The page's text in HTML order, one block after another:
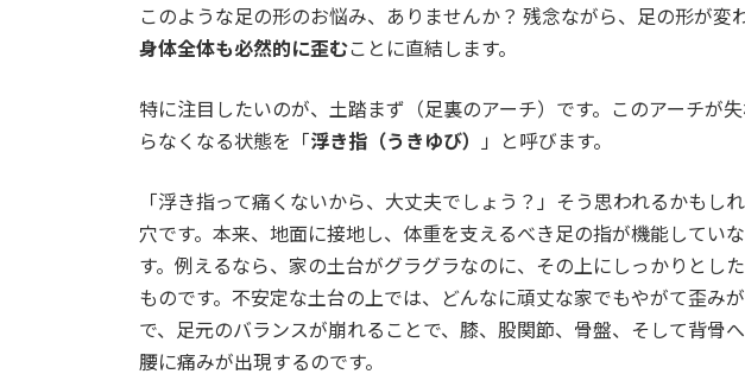
このような足の形のお悩み、ありませんか？ 残念ながら、足の形が変
身体全体も必然的に歪むことに直結します。
特に注目したいのが、土踏まず（足裏のアーチ）です。このアーチが
らなくなる状態を「浮き指（うきゆび） 」と呼びます。
「浮き指って痛くないから、大丈夫でしょう？」そう思われるかもし
穴です。本来、地面に接地し、体重を支えるべき足の指が機能してい
す。例えるなら、家の土台がグラグラなのに、その上にしっかりとし
ものです。不安定な土台の上では、どんなに頑丈な家でもやがて歪み
で、足元のバランスが崩れることで、膝、股関節、骨盤、そして背骨
腰に痛みが出現するのです。